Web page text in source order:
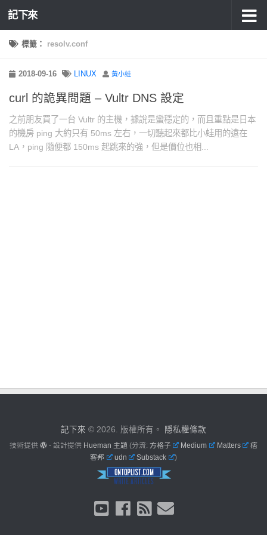
記下來
標籤： resolv.conf
2018-09-16 LINUX 黃小蛙
curl 的詭異問題 – Vultr DNS 設定
之前朋友買了一台 Vultr 的主機，據說是蠻穩定的，而且重點是日本
的機房 ping 大約只有 50ms 左右，一切聽起來都比小蛙用的遠在
LA，ping 隨便都 150ms 起跳來的強，但是價位也相...
記下來 © 2026. 版權所有。 隱私權條款
技術提供 - 設計提供 Hueman 主題 (分流: 方格子 Medium Matters
痞
客邦
udn Substack )